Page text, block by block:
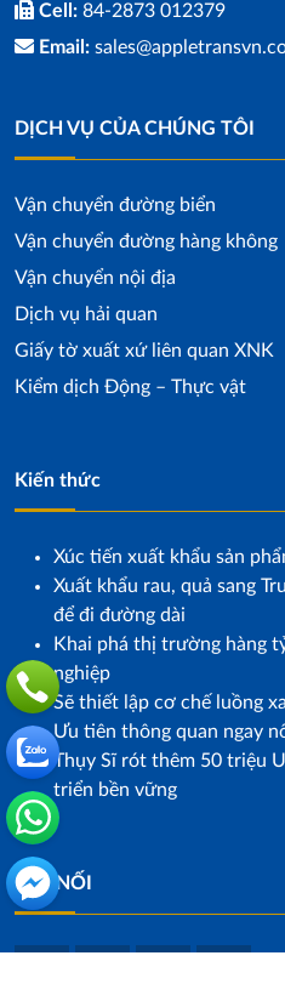
Cell: 84-2873 012379
Email:
DỊCH VỤ CỦA CHÚNG TÔI
Vận chuyển đường biển
Vận chuyển đường hàng không
Vận chuyển nội địa
Dịch vụ hải quan
Giấy tờ xuất xứ liên quan XNK
Kiểm dịch Động – Thực vật
Kiến thức
Xúc tiến xuất khẩu sản
Xuất khẩu rau, quả sang
để đi đường dài
Khai phá thị trường hàng
nghiệp
Sẽ thiết lập cơ chế luồng
Ưu tiên thông quan ngay
Thụy Sĩ rót thêm 50 triệu
triển bền vững
KẾT NỐI